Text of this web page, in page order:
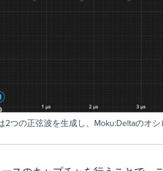
つの正弦波を生成し、Moku:Deltaのオ